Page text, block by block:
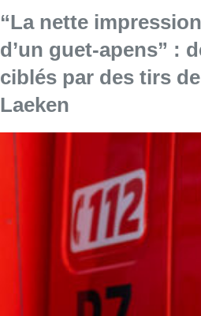
“La nette
d’un guet-apens” :
ciblés par des tirs
Laeken